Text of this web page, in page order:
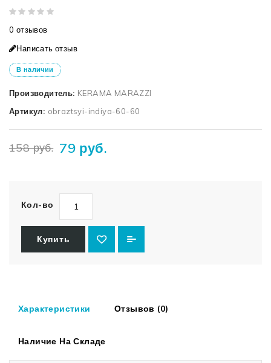
0 отзывов
Написать отзыв
В наличии
Производитель: KERAMA MARAZZI
Артикул: obraztsyi-indiya-60-60
158 руб. 79 руб.
Кол-во
Купить
Характеристики Отзывов (0)
Наличие На Складе